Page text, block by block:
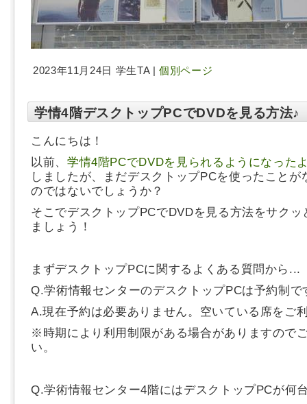
2023年11月24日 学生TA |個別ページ
学情4階デスクトップPCでDVDを見る方法♪
こんにちは！
以前、 学情4階PCでDVDを見られるようになった
しましたが、まだデスクトップPCを使ったことが
のではないでしょうか？
そこでデスクトップPCでDVDを見る方法をサクッ
ましょう！
まずデスクトップPCに関するよくある質問から...
Q.学術情報センターのデスクトップPCは予約制で
A.現在予約は必要ありません。空いている席をご
※時期により利用制限がある場合がありますので
い。
Q.学術情報センター4階にはデスクトップPCが何